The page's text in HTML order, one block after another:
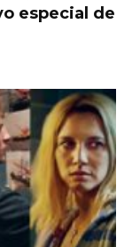
especial de